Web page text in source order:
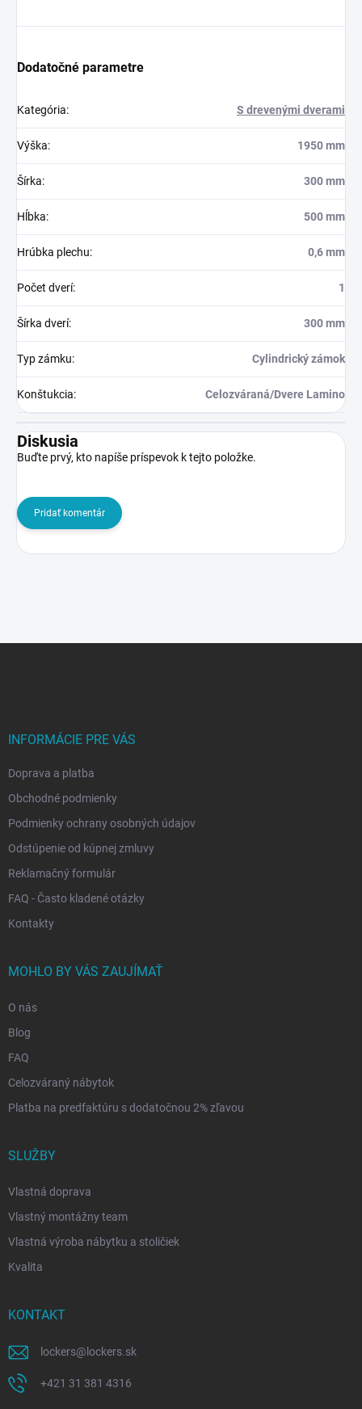
Dodatočné parametre
Kategória: S drevenými dverami
Výška: 1950 mm
Šírka: 300 mm
Hĺbka: 500 mm
Hrúbka plechu: 0,6 mm
Počet dverí: 1
Šírka dverí: 300 mm
Typ zámku: Cylindrický zámok
Konštukcia: Celozváraná/Dvere Lamino
Diskusia
Buďte prvý, kto napíše príspevok k tejto položke.
Pridať komentár
INFORMÁCIE PRE VÁS
Doprava a platba
Obchodné podmienky
Podmienky ochrany osobných údajov
Odstúpenie od kúpnej zmluvy
Reklamačný formulár
FAQ - Často kladené otázky
Kontakty
MOHLO BY VÁS ZAUJÍMAŤ
O nás
Blog
FAQ
Celozváraný nábytok
Platba na predfaktúru s dodatočnou 2% zľavou
SLUŽBY
Vlastná doprava
Vlastný montážny team
Vlastná výroba nábytku a stoličiek
Kvalita
KONTAKT
lockers@ lockers.sk
+421 31 381 4316